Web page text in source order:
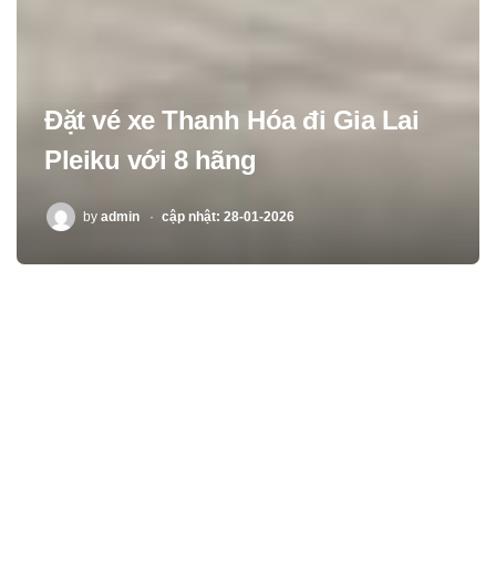
Đặt vé xe Thanh Hóa đi Gia Lai
Pleiku với 8 hãng
POSTED
by admin cập nhật: 28-01-2026